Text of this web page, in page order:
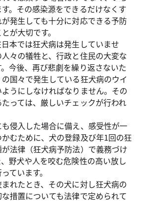
。その感染源をできるだけなくす
発生しても十分に対応できる予防
が大切です。
本では狂犬病は発生していませ
々の犠牲と、行政と住民の大変な
今後、再び悲劇を繰り返さないた
国々で発生している狂犬病のウイ
うにしなければなりません。その
っては、厳しいチェックが行われ
侵入した場合に備え、感受性が一
むために、犬の登録及び年1回の狂
法律（狂犬病予防法）で義務づけ
野犬や人を咬む危険性の高い放し
ています。
れたとき、その犬に対し狂犬病の
措置についても法律で定められて